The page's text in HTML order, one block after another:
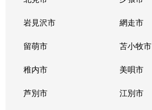
岩見沢市 網走市
留萌市 苫小牧市
稚内市 美唄市
芦別市 江別市